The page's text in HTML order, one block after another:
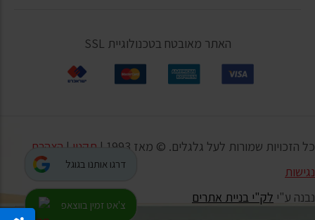
דרגו אותנו בגוגל
צ'אט זמין בווצאפ
האתר מאובטח בטכנולוגיית SSL
כל הזכויות שמורות לעל גלגלים. © מאז 1993 | תקנון | הצהרת
נגישות
נבנה ע"י לק"י בניית אתרים